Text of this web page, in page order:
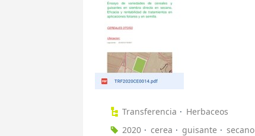
Transferencia
Herbaceos
2020
cerea guisante secano